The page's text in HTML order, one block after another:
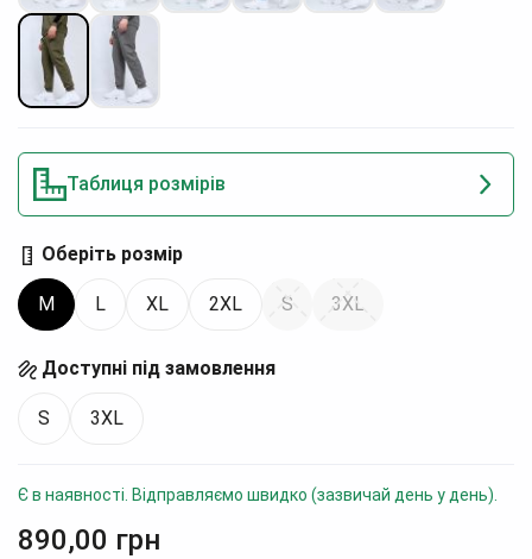
Таблиця розмірів
Оберіть розмір
M L XL 2XL S 3XL
Доступні під замовлення
S 3XL
Є в наявності. Відправляємо швидко (зазвичай день у день).
890,00 грн